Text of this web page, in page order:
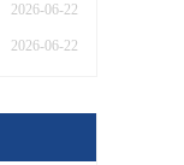
2026-06-22
2026-06-22